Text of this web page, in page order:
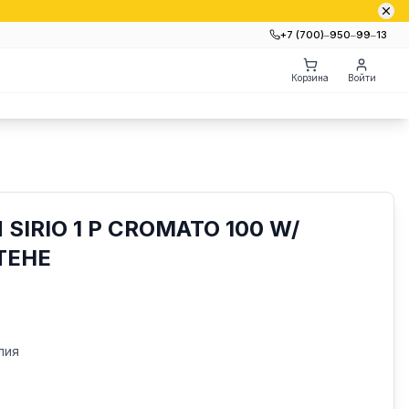
+7 (700)‒950‒99‒13
Корзина Войти
1 P CROMATO 100 W/